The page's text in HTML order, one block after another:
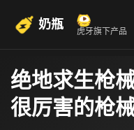
奶瓶 虎牙旗下产品
绝地求生枪
很厉害的枪